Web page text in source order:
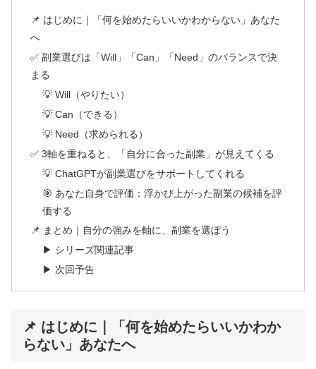
📌 はじめに｜「何を始めたらいいかわからない」あなた
へ
✅ 副業選びは「Will」「Can」「Need」のバランスで決
まる
💡 Will（やりたい）
💡 Can（できる）
💡 Need（求められる）
✅ 3軸を重ねると、「自分に合った副業」が見えてくる
💡 ChatGPTが副業選びをサポートしてくれる
🎯 あなた自身で評価：浮かび上がった副業の候補を評
価する
📌 まとめ｜自分の強みを軸に、副業を選ぼう
▶ シリーズ関連記事
▶ 次回予告
📌 はじめに｜「何を始めたらいいかわか
らない」あなたへ